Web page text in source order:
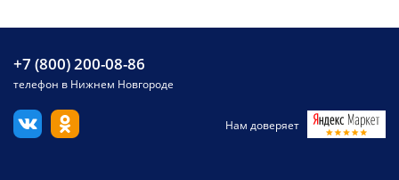
+7 (800) 200-08-86
телефон в Нижнем Новгороде
Нам доверяет